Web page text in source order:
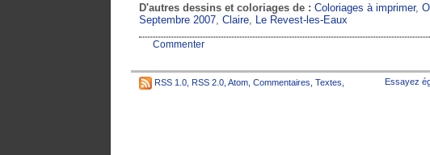
D'autres dessins et coloriages de : Coloriages à imprimer,
Septembre 2007 Claire Le Revest-les-Eaux
Commenter
RSS 1.0 RSS 2.0 Atom Commentaires Textes Essayez